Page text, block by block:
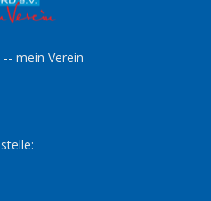
mein Verein